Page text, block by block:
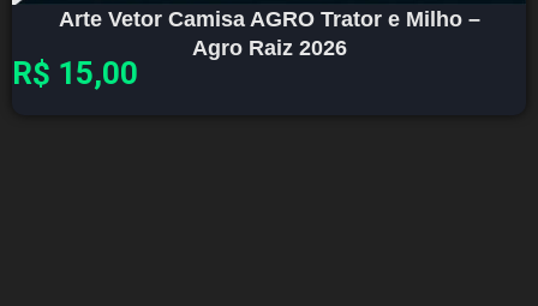
Arte Vetor Camisa AGRO Trator e Milho –
Agro Raiz 2026
R$ 15,00